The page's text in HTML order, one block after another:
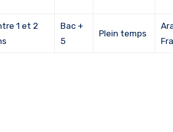
1 et 2
Bac +
5
Plein temps